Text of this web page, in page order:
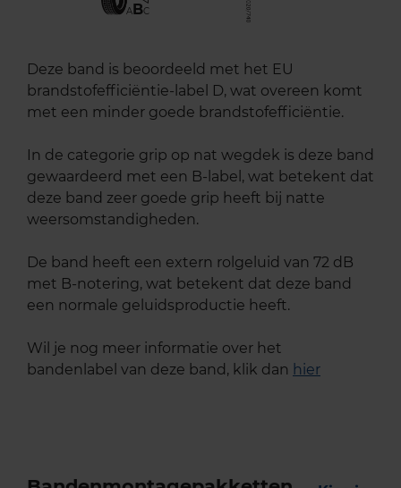
ABC
Deze band is beoordeeld met het EU
brandstofefficiëntie-label D, wat overeen komt
met een minder goede brandstofefficiëntie.
In de categorie grip op nat wegdek is deze band
gewaardeerd met een B-label, wat betekent dat
deze band zeer goede grip heeft bij natte
weersomstandigheden.
De band heeft een extern rolgeluid van 72 dB
met B-notering, wat betekent dat deze band
een normale geluidsproductie heeft.
Wil je nog meer informatie over het
bandenlabel van deze band, klik dan hier